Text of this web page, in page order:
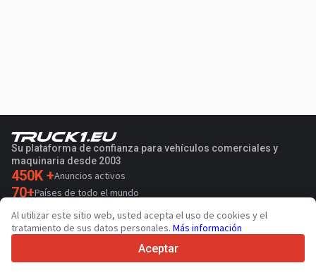
Su plataforma de confianza para vehículos comerciales y
maquinaria desde 2003
450K +Anuncios activos
70+Países de todo el mundo
36Idiomas admitidos
4.7/5
Al utilizar este sitio web, usted acepta el uso de cookies y el
tratamiento de sus datos personales. Más información
Aceptar